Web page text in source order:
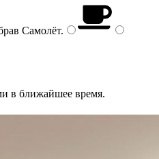
Самолёт.
в ближайшее время.